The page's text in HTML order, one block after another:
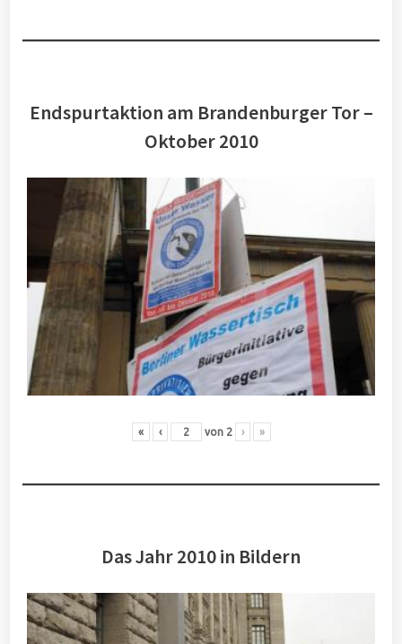
Endspurtaktion am Brandenburger Tor –
Oktober 2010
« ‹ von 2 › »
Das Jahr 2010 in Bildern